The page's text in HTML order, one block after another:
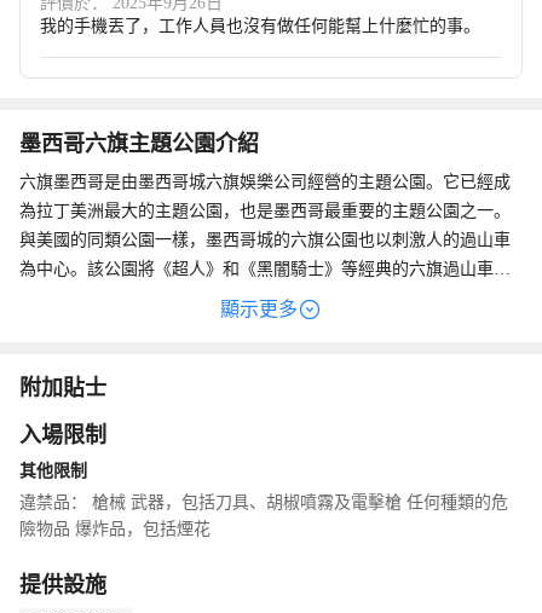
我的手機丟了，工作人員也沒有做任何能幫上什麼忙的事。
墨西哥六旗主題公園介紹
六旗墨西哥是由墨西哥城六旗娛樂公司經營的主題公園。它已經成
為拉丁美洲最大的主題公園，也是墨西哥最重要的主題公園之一。
與美國的同類公園一樣，墨西哥城的六旗公園也以刺激人的過山車
為中心。該公園將《超人》和《黑闇騎士》等經典的六旗過山車與
颶風等以文化為中心的景點結合在一起。該公園還提供許多當地文
顯示更多
附加貼士
入場限制
其他限制
違禁品： 槍械 武器，包括刀具、胡椒噴霧及電擊槍 任何種類的危
險物品 爆炸品，包括煙花
提供設施